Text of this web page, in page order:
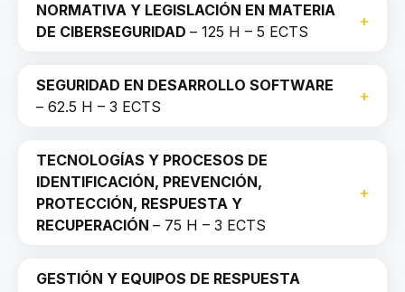
NORMATIVA Y LEGISLACIÓN EN MATERIA
DE CIBERSEGURIDAD – 125 H – 5 ECTS
SEGURIDAD EN DESARROLLO SOFTWARE
– 62.5 H – 3 ECTS
TECNOLOGÍAS Y PROCESOS DE
IDENTIFICACIÓN, PREVENCIÓN,
PROTECCIÓN, RESPUESTA Y
RECUPERACIÓN – 75 H – 3 ECTS
GESTIÓN Y EQUIPOS DE RESPUESTA